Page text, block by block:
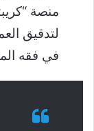
لتدقيق
في فقه